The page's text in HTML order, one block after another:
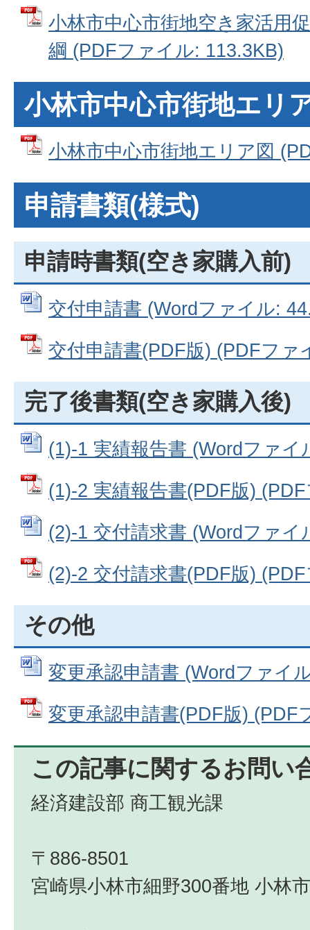
小林市中心市街地空き家活用
綱 (PDFファイル: 113.3KB)
小林市中心市街地エリ
小林市中心市街地エリア図
申請書類(様式)
申請時書類(空き家購入前)
交付申請書 (Wordファイル:
交付申請書(PDF版) (PDFファ
完了後書類(空き家購入後)
(1)-1 実績報告書 (Wordファイ
(1)-2 実績報告書(PDF版)
(2)-1 交付請求書 (Wordファイ
(2)-2 交付請求書(PDF版)
その他
変更承認申請書 (Wordファイ
変更承認申請書(PDF版) (PDF
この記事に関するお問い
経済建設部 商工観光課
〒886-8501
宮崎県小林市細野300番地 小林